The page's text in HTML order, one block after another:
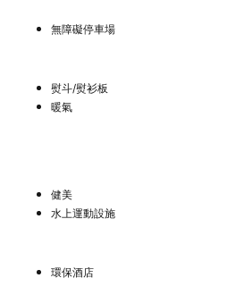
無障礙停車場
熨斗/熨衫板
暖氣
健美
水上運動設施
環保酒店